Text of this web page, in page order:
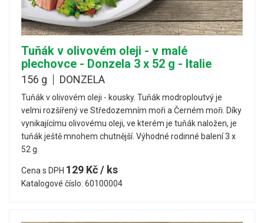
Tuňák v olivovém oleji - v malé
plechovce - Donzela 3 x 52 g - Italie
156 g DONZELA
Tuňák v olivovém oleji - kousky. Tuňák modroploutvý je
velmi rozšířený ve Středozemním moři a Černém moři. Díky
vynikajícímu olivovému oleji, ve kterém je tuňák naložen, je
tuňák ještě mnohem chutnější. Výhodné rodinné balení 3 x
52 g.
Cena s DPH 129 Kč / ks
Katalogové číslo: 60100004